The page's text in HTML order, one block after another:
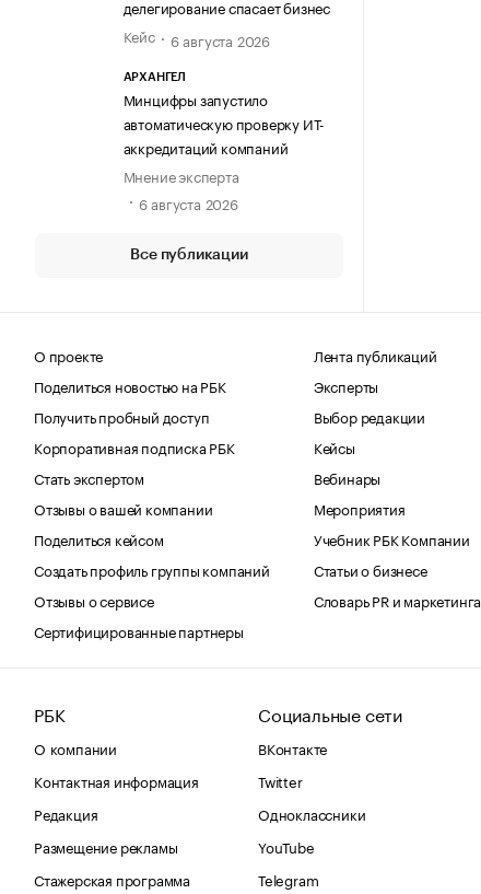
делегирование спасает бизнес
Кейс
6 августа 2026
АРХАНГЕЛ
Минцифры запустило
автоматическую проверку ИТ-
аккредитаций компаний
Мнение эксперта
6 августа 2026
Все публикации
О проекте
Поделиться новостью на РБК
Получить пробный доступ
Корпоративная подписка РБК
Стать экспертом
Отзывы о вашей компании
Поделиться кейсом
Создать профиль группы компаний
Отзывы о сервисе
Сертифицированные партнеры
Лента публикаций
Эксперты
Выбор редакции
Кейсы
Вебинары
Мероприятия
Учебник РБК Компании
Статьи о бизнесе
Словарь PR и маркетинга
РБК
О компании
Контактная информация
Редакция
Размещение рекламы
Стажерская программа
Социальные сети
ВКонтакте
Twitter
Одноклассники
YouTube
Telegram